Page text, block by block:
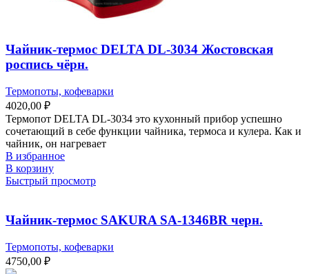
Чайник-термос DELTA DL-3034 Жостовская
роспись чёрн.
Термопоты, кофеварки
4020,00 ₽
Термопот DELTA DL-3034 это кухонный прибор успешно
сочетающий в себе функции чайника, термоса и кулера. Как и
чайник, он нагревает
В избранное
В корзину
Быстрый просмотр
Чайник-термос SAKURA SA-1346BR черн.
Термопоты, кофеварки
4750,00 ₽